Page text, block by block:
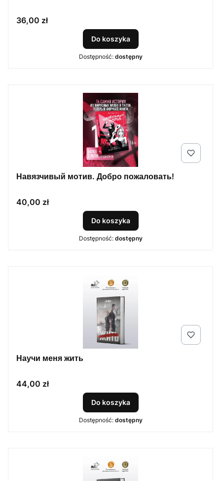
Cena
36,00 zł
Do koszyka
Dostępność: dostępny
Навязчивый мотив. Добро пожаловать!
Cena
40,00 zł
Do koszyka
Dostępność: dostępny
Научи меня жить
Cena
44,00 zł
Do koszyka
Dostępność: dostępny